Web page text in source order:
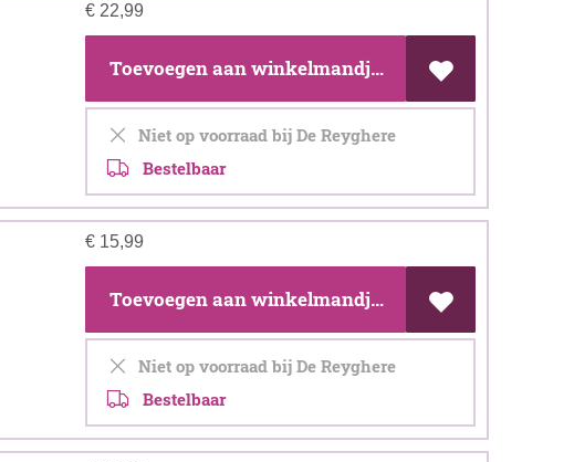
€22,99
Toevoegen aan winkelmandje
Niet op voorraad bij De Reyghere
Bestelbaar
€15,99
Toevoegen aan winkelmandje
Niet op voorraad bij De Reyghere
Bestelbaar